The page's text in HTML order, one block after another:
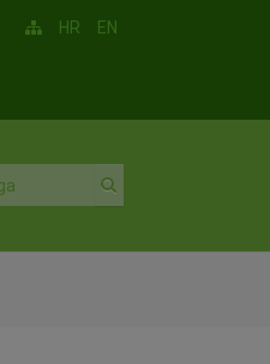
HR EN